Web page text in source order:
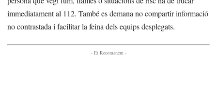
immediatament al 112. També es demana no compartir informació
no contrastada i facilitar la feina dels equips desplegats.
- Et Recomanem -